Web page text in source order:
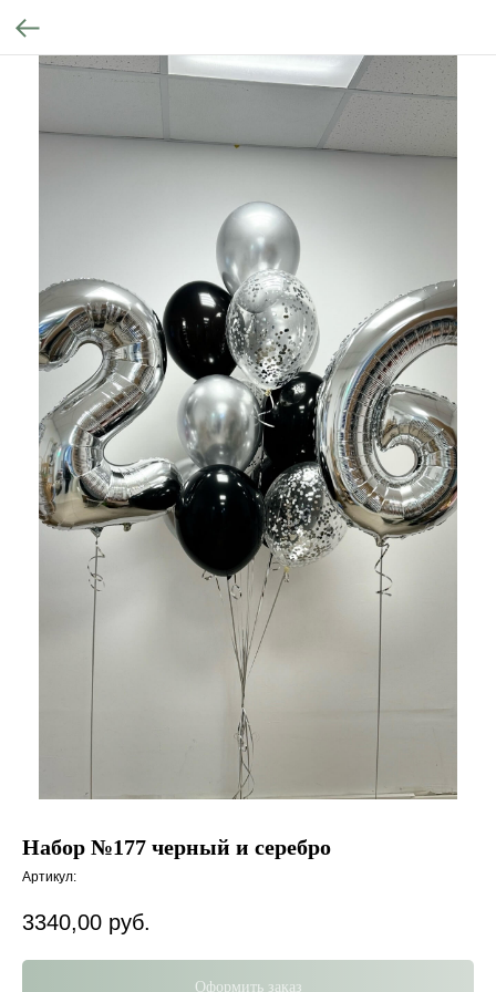
Набор №177 черный и серебро
Артикул:
3340,00 руб.
Оформить заказ